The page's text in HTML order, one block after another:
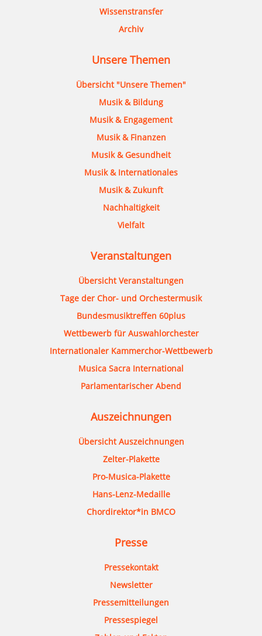
Wissenstransfer
Archiv
Unsere Themen
Übersicht "Unsere Themen"
Musik & Bildung
Musik & Engagement
Musik & Finanzen
Musik & Gesundheit
Musik & Internationales
Musik & Zukunft
Nachhaltigkeit
Vielfalt
Veranstaltungen
Übersicht Veranstaltungen
Tage der Chor- und Orchestermusik
Bundesmusiktreffen 60plus
Wettbewerb für Auswahlorchester
Internationaler Kammerchor-Wettbewerb
Musica Sacra International
Parlamentarischer Abend
Auszeichnungen
Übersicht Auszeichnungen
Zelter-Plakette
Pro-Musica-Plakette
Hans-Lenz-Medaille
Chordirektor*in BMCO
Presse
Pressekontakt
Newsletter
Pressemitteilungen
Pressespiegel